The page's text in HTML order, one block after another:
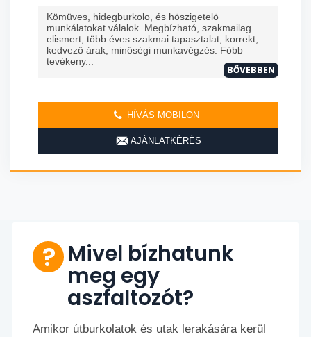
Kömüves, hidegburkolo, és höszigetelö
munkálatokat válalok. Megbízható, szakmailag
elismert, több éves szakmai tapasztalat, korrekt,
kedvező árak, minőségi munkavégzés. Főbb
tevékeny...
BŐVEBBEN
HÍVÁS MOBILON
AJÁNLATKÉRÉS
Mivel bízhatunk
meg egy
aszfaltozót?
Amikor útburkolatok és utak lerakására kerül